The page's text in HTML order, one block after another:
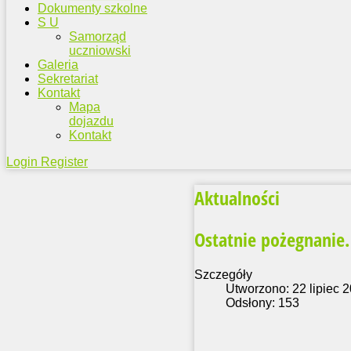
Dokumenty szkolne
S U
Samorząd
uczniowski
Galeria
Sekretariat
Kontakt
Mapa
dojazdu
Kontakt
Login Register
Aktualności
Ostatnie pożegnanie.
Szczegóły
Utworzono: 22 lipiec
Odsłony: 153